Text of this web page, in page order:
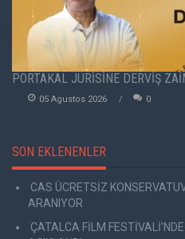
PORTAKAL JÜRİSİNE DERVİŞ
05 Agustos 2026 0
SON EKLENENLER
CAS ÜCRETSİZ
ARANIYOR
ÇATALCA FİLM